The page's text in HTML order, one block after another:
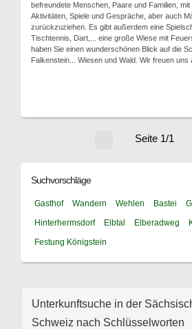
befreundete Menschen, Paare und Familien,
Aktivitäten, Spiele und Gespräche, aber auch
zurückzuziehen. Es gibt außerdem eine
Tischtennis, Dart,... eine große Wiese mit
haben Sie einen wunderschönen Blick auf die
Falkenstein... Wiesen und Wald. Wir freuen uns
Seite 1/1
Suchvorschläge
Gasthof Wandern Wehlen Bastei
Hinterhermsdorf
Elbtal Elberadweg
Festung Königstein
Unterkunftsuche in der
Schweiz nach Schlüsselworten